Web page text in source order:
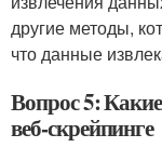
другие методы,
что данные
Вопрос 5:
веб-скрейпинге